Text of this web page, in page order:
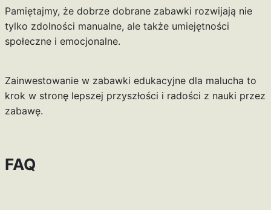
Pamiętajmy, że dobrze dobrane zabawki rozwijają nie
tylko zdolności manualne, ale także umiejętności
społeczne i emocjonalne.
Zainwestowanie w zabawki edukacyjne dla malucha to
krok w stronę lepszej przyszłości i radości z nauki przez
zabawę.
FAQ